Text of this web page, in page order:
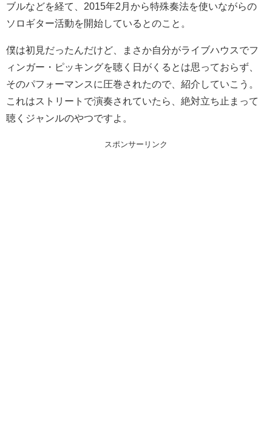
ブルなどを経て、2015年2月から特殊奏法を使いながらの
ソロギター活動を開始しているとのこと。
僕は初見だったんだけど、まさか自分がライブハウスでフ
ィンガー・ピッキングを聴く日がくるとは思っておらず、
そのパフォーマンスに圧巻されたので、紹介していこう。
これはストリートで演奏されていたら、絶対立ち止まって
聴くジャンルのやつですよ。
スポンサーリンク